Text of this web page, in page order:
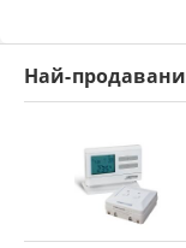
Най-продавани